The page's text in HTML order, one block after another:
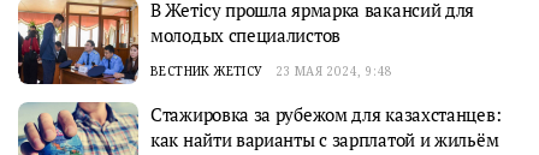
В Жетiсу прошла ярмарка вакансий для
молодых специалистов
ВЕСТНИК ЖЕТІСУ 23 МАЯ 2024, 9:48
Стажировка за рубежом для казахстанцев:
как найти варианты с зарплатой и жильём